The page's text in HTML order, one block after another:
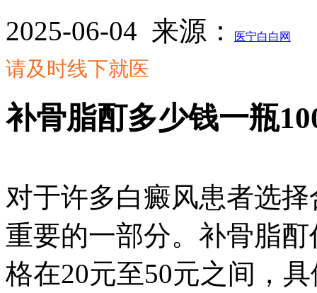
2025-06-04 来源： 医宁白白网
请及时线下就医
补骨脂酊多少钱一瓶
对于许多白癜风患者选
重要的一部分。补骨脂
格在20元至50元之间，